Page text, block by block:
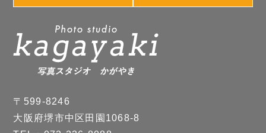
〒599-8246
大阪府堺市中区田園1068-8